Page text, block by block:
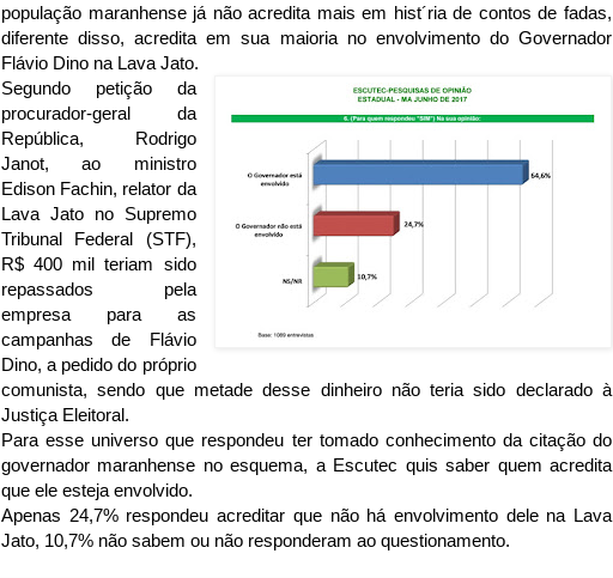
população maranhense já não acredita mais em hist´ria de contos de fadas,
diferente disso, acredita em sua maioria no envolvimento do Governador
Flávio Dino na Lava Jato.
Segundo petição da
procurador-geral da
República, Rodrigo
Janot, ao ministro
Edison Fachin, relator da
Lava Jato no Supremo
Tribunal Federal (STF),
R$ 400 mil teriam sido
repassados pela
empresa para as
campanhas de Flávio
Dino, a pedido do próprio
comunista, sendo que metade desse dinheiro não teria sido declarado à
Justiça Eleitoral.
Para esse universo que respondeu ter tomado conhecimento da citação do
governador maranhense no esquema, a Escutec quis saber quem acredita
que ele esteja envolvido.
Apenas 24,7% respondeu acreditar que não há envolvimento dele na Lava
Jato, 10,7% não sabem ou não responderam ao questionamento.